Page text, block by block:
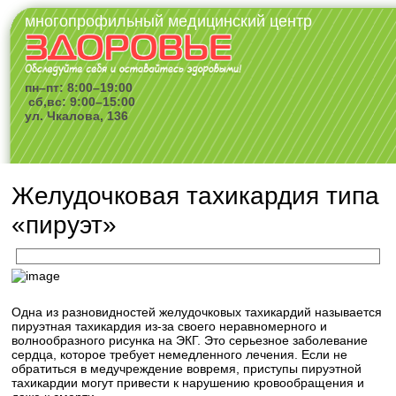
многопрофильный медицинский центр
пн–пт: 8:00–19:00
сб,вс: 9:00–15:00
ул. Чкалова, 136
Желудочковая тахикардия типа
«пируэт»
Одна из разновидностей желудочковых тахикардий называется
пируэтная тахикардия из-за своего неравномерного и
волнообразного рисунка на ЭКГ. Это серьезное заболевание
сердца, которое требует немедленного лечения. Если не
обратиться в медучреждение вовремя, приступы пируэтной
тахикардии могут привести к нарушению кровообращения и